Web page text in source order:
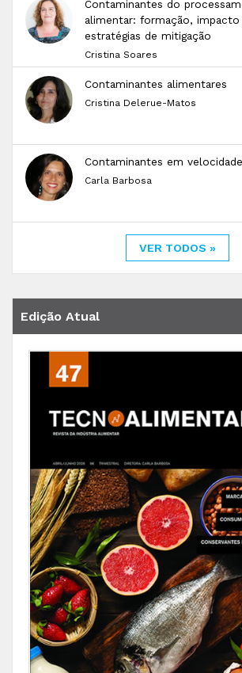
Contaminantes do
alimentar: formação, impacto
estratégias de mitigação
Cristina Soares
Contaminantes alimentares
Cristina Delerue-Matos
Contaminantes em
Carla Barbosa
VER TODOS »
Edição Atual